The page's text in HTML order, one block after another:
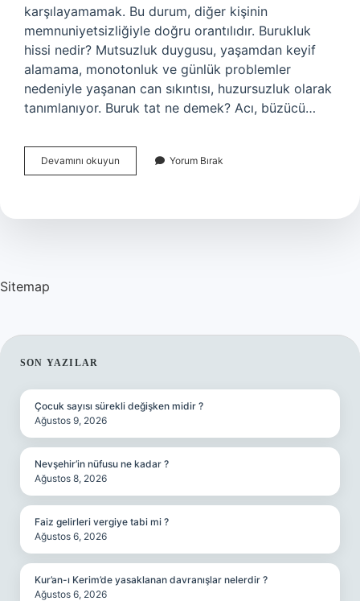
karşılayamamak. Bu durum, diğer kişinin
memnuniyetsizliğiyle doğru orantılıdır. Burukluk
hissi nedir? Mutsuzluk duygusu, yaşamdan keyif
alamama, monotonluk ve günlük problemler
nedeniyle yaşanan can sıkıntısı, huzursuzluk olarak
tanımlanıyor. Buruk tat ne demek? Acı, büzücü…
Devamını okuyun
Hissi
Yorum Bırak
Sitemap
SIDEBAR
SON YAZILAR
Çocuk sayısı sürekli değişken midir ?
Ağustos 9, 2026
Nevşehir’in nüfusu ne kadar ?
Ağustos 8, 2026
Faiz gelirleri vergiye tabi mi ?
Ağustos 6, 2026
Kur’an-ı Kerim’de yasaklanan davranışlar nelerdir ?
Ağustos 6, 2026